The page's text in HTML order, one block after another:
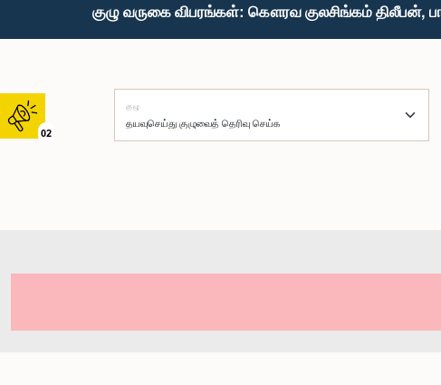
02
குழு வருகை விபரங்கள்: கௌரவ குலசிங்கம் திலீபன்,
குழு